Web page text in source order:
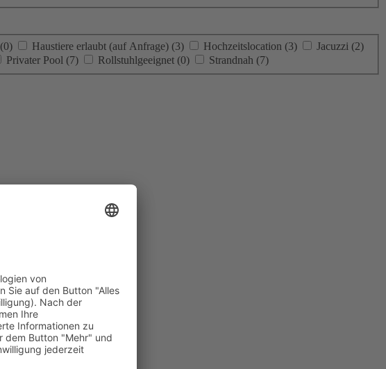
(0) Haustiere erlaubt (auf Anfrage) (3) Hochzeitslocation (3) Jacuzzi (2)
Privater Pool (7) Rollstuhlgeeignet (0) Strandnah (7)